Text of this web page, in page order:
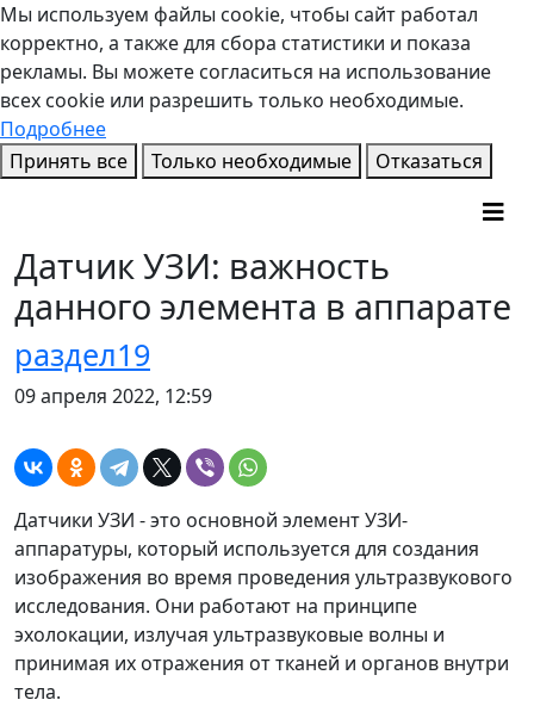
Мы используем файлы cookie, чтобы сайт работал
корректно, а также для сбора статистики и показа
рекламы. Вы можете согласиться на использование
всех cookie или разрешить только необходимые.
Подробнее
Принять все
Только необходимые Отказаться
Датчик УЗИ: важность
данного элемента в аппарате
раздел19
09 апреля 2022, 12:59
Датчики УЗИ - это основной элемент УЗИ-
аппаратуры, который используется для создания
изображения во время проведения ультразвукового
исследования. Они работают на принципе
эхолокации, излучая ультразвуковые волны и
принимая их отражения от тканей и органов внутри
тела.